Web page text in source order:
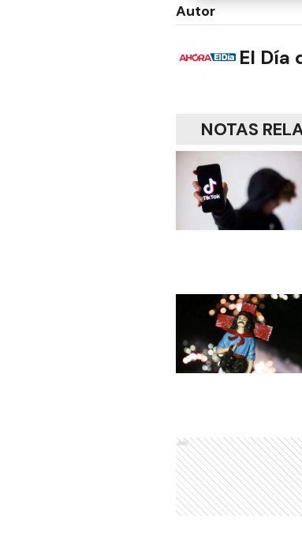
Autor
El Día
NOTAS
Ads